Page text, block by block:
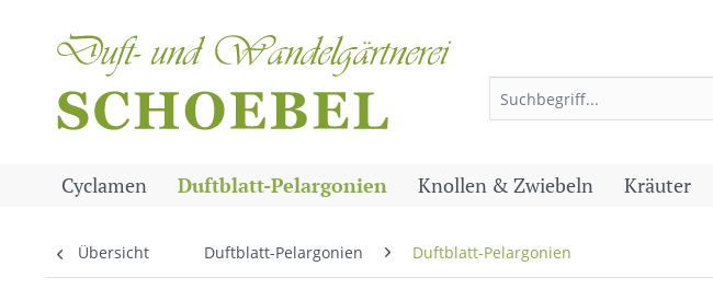
Cyclamen Duftblatt-Pelargonien Knollen & Zwiebeln Kräuter
Übersicht Duftblatt-Pelargonien Duftblatt-Pelargonien